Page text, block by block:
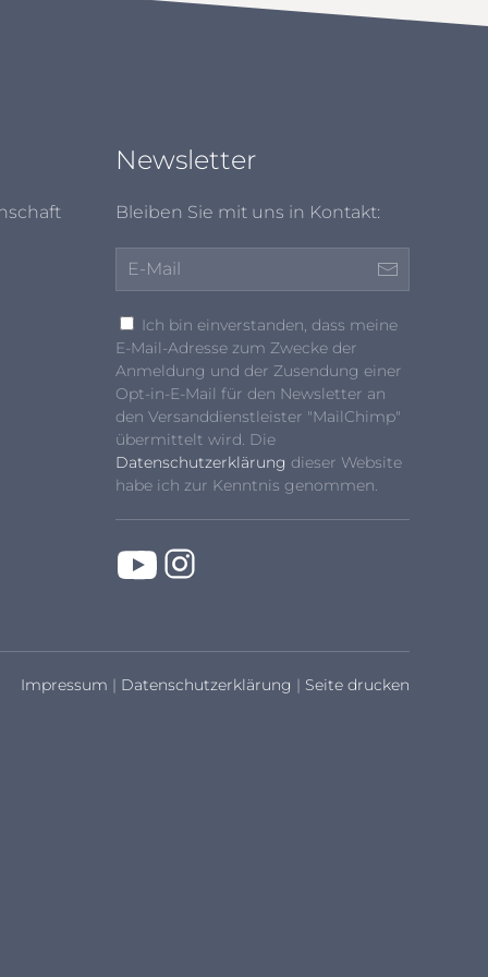
Newsletter
Bleiben Sie mit uns in Kontakt:
Ich bin einverstanden, dass meine
E-Mail-Adresse zum Zwecke der
Anmeldung und der Zusendung einer
Opt-in-E-Mail für den Newsletter an
den Versanddienstleister "MailChimp"
übermittelt wird. Die
Datenschutzerklärung dieser Website
habe ich zur Kenntnis genommen.
Impressum | Datenschutzerklärung | Seite drucken